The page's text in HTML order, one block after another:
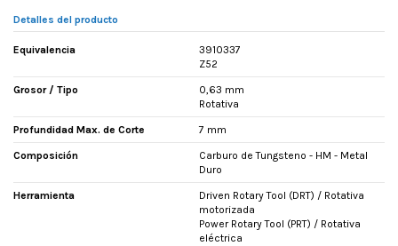
Detalles del producto
Equivalencia
3910337
Z52
Grosor / Tipo
0,63 mm
Rotativa
Profundidad Max. de Corte 7 mm
Composición
Carburo de Tungsteno - HM - Metal
Duro
Herramienta
Driven Rotary Tool (DRT) / Rotativa
motorizada
Power Rotary Tool (PRT) / Rotativa
eléctrica